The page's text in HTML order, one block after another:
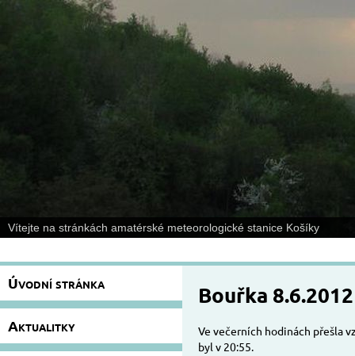
Vítejte na stránkách amatérské meteorologické stanice Košíky
Úvodní stránka
Aktualitky
Bouřka 8.6.2012
Ve večerních hodinách přešla
byl v 20:55.